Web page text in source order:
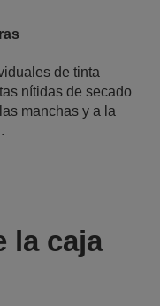
de tinta
nítidas de secado
manchas y a la
la caja